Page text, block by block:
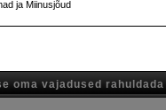
ja Miinusjõud
oma vajadused rahuldada